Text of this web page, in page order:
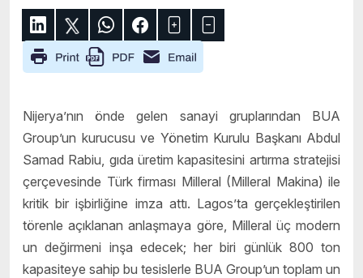
Nijerya’nın önde gelen sanayi gruplarından BUA
Group’un kurucusu ve Yönetim Kurulu Başkanı Abdul
Samad Rabiu, gıda üretim kapasitesini artırma stratejisi
çerçevesinde Türk firması Milleral (Milleral Makina) ile
kritik bir işbirliğine imza attı. Lagos’ta gerçekleştirilen
törenle açıklanan anlaşmaya göre, Milleral üç modern
un değirmeni inşa edecek; her biri günlük 800 ton
kapasiteye sahip bu tesislerle BUA Group’un toplam un